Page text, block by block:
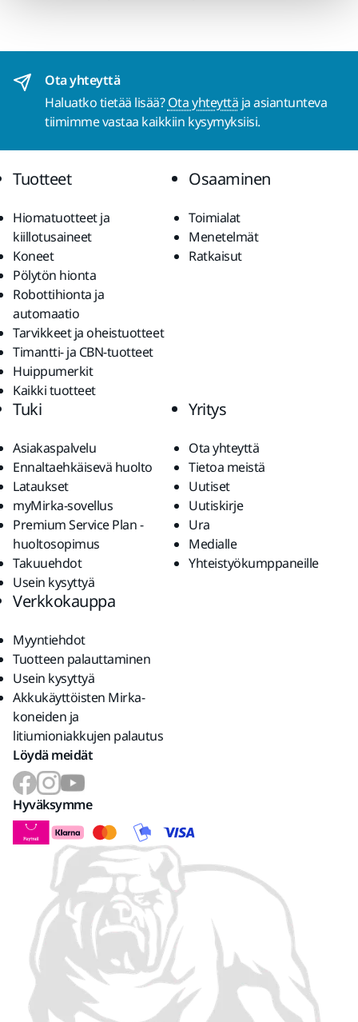
Ota yhteyttä
Haluatko tietää lisää?Ota yhteyttä ja asiantunteva
tiimimme vastaa kaikkiin kysymyksiisi.
Tuotteet
Hiomatuotteet ja
kiillotusaineet
Koneet
Pölytön hionta
Robottihionta ja
automaatio
Tarvikkeet ja oheistuotteet
Timantti- ja CBN-tuotteet
Huippumerkit
Kaikki tuotteet
Osaaminen
Toimialat
Menetelmät
Ratkaisut
Tuki
Asiakaspalvelu
Ennaltaehkäisevä huolto
Lataukset
myMirka-sovellus
Premium Service Plan -
huoltosopimus
Takuuehdot
Usein kysyttyä
Yritys
Ota yhteyttä
Tietoa meistä
Uutiset
Uutiskirje
Ura
Medialle
Yhteistyökumppaneille
Verkkokauppa
Myyntiehdot
Tuotteen palauttaminen
Usein kysyttyä
Akkukäyttöisten Mirka-
koneiden ja
litiumioniakkujen palautus
Löydä meidät
Hyväksymme